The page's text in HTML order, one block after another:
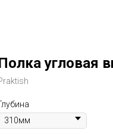
угловая